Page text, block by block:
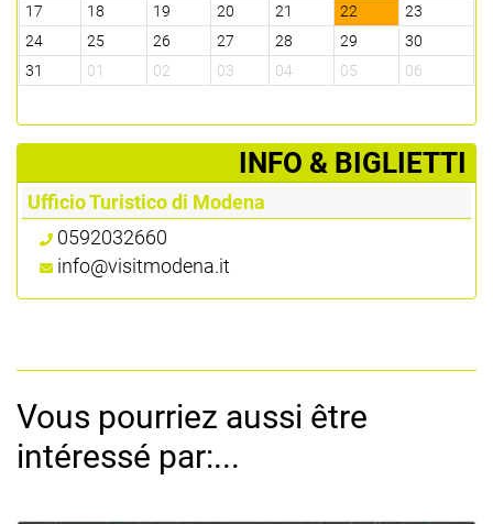
17
18 19 20 21 22
23
24
25 26 27 28 29
30
31
01 02 03 04 05 06
­INFO & BIGLIETTI
Ufficio Turistico di Modena
0592032660
info@visitmodena.it
Vous pourriez aussi être
intéressé par:...